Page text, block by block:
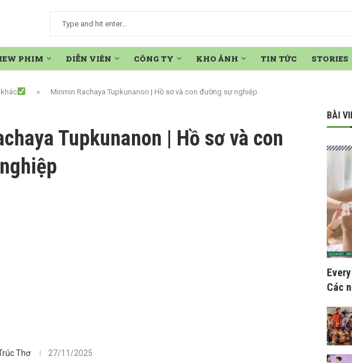
PHIM DIỄN VIÊN CÔNG TY KHO ẢNH TIN TỨC STORIES
» Minmin Rachaya Tupkunanon | Hồ sơ và con đường sự nghiệp
Tupkunanon | Hồ sơ và con
Thơ 27/11/2025
BÀI
Các